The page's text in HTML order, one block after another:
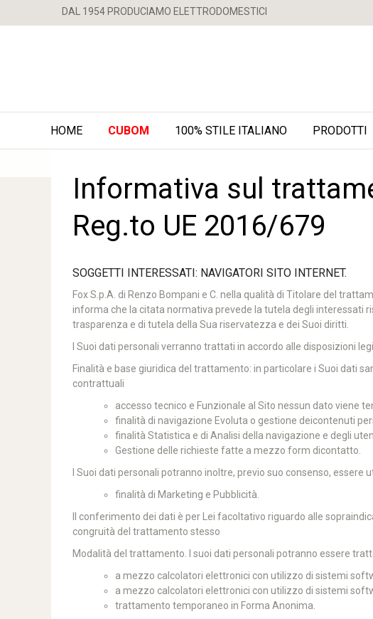
DAL 1954 PRODUCIAMO ELETTRODOMESTICI
HOME CUBOM 100% STILE ITALIANO PRODOTTI
Informativa sul
Reg.to UE 2016/679
SOGGETTI INTERESSATI: NAVIGATORI SITO INTERNET.
Fox S.p.A. di Renzo Bompani e C. nella qualità di Titolare del
informa che la citata normativa prevede la tutela degli interessati
trasparenza e di tutela della Sua riservatezza e dei Suoi diritti.
I Suoi dati personali verranno trattati in accordo alle disposizioni
Finalità e base giuridica del trattamento: in particolare i Suoi dati
contrattuali
accesso tecnico e Funzionale al Sito nessun dato viene
finalità di navigazione Evoluta o gestione deicontenuti
finalità Statistica e di Analisi della navigazione e degli
Gestione delle richieste fatte a mezzo form dicontatto.
I Suoi dati personali potranno inoltre, previo suo consenso, essere
finalità di Marketing e Pubblicità.
Il conferimento dei dati è per Lei facoltativo riguardo alle
congruità del trattamento stesso
Modalità del trattamento. I suoi dati personali potranno essere
a mezzo calcolatori elettronici con utilizzo di sistemi
a mezzo calcolatori elettronici con utilizzo di sistemi
trattamento temporaneo in Forma Anonima.